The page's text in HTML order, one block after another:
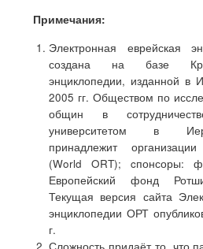
Примечания:
Электронная еврейская
создана на базе
энциклопедии, изданной в
2005 гг. Обществом по
общин в
университетом в
принадлежит
(World ORT); cпонсоры:
Европейский фонд
Текущая версия сайта
энциклопедии ОРТ
г.